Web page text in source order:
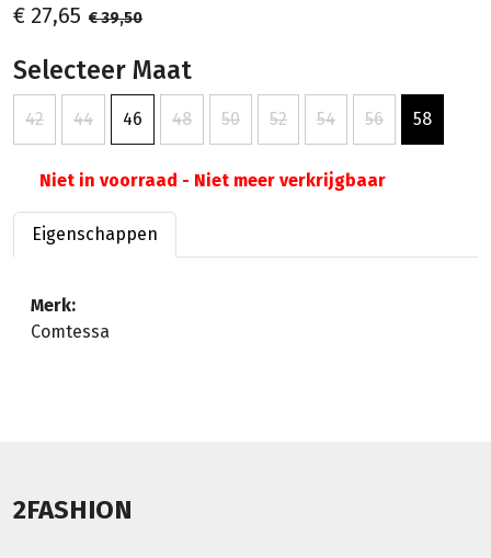
€ 27,65 € 39,50
Selecteer Maat
42 44 46 48 50 52 54 56 58
Niet in voorraad - Niet meer verkrijgbaar
Eigenschappen
Merk:
Comtessa
2FASHION